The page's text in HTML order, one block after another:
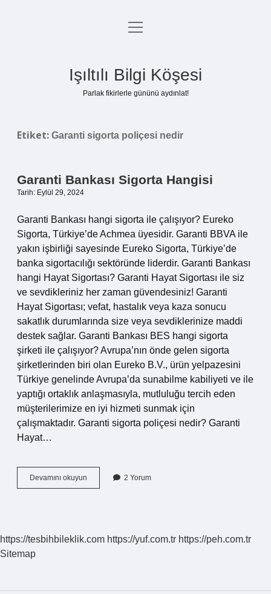
Anasayfa
Yasal Uyarı
menüyü
Işıltılı Bilgi Köşesi
Parlak fikirlerle gününü aydınlat!
Etiket: Garanti sigorta poliçesi nedir
Garanti Bankası Sigorta Hangisi
Tarih: Eylül 29, 2024
Garanti Bankası hangi sigorta ile çalışıyor? Eureko
Sigorta, Türkiye’de Achmea üyesidir. Garanti BBVA ile
yakın işbirliği sayesinde Eureko Sigorta, Türkiye’de
banka sigortacılığı sektöründe liderdir. Garanti Bankası
hangi Hayat Sigortası? Garanti Hayat Sigortası ile siz
ve sevdikleriniz her zaman güvendesiniz! Garanti
Hayat Sigortası; vefat, hastalık veya kaza sonucu
sakatlık durumlarında size veya sevdiklerinize maddi
destek sağlar. Garanti Bankası BES hangi sigorta
şirketi ile çalışıyor? Avrupa’nın önde gelen sigorta
şirketlerinden biri olan Eureko B.V., ürün yelpazesini
Türkiye genelinde Avrupa’da sunabilme kabiliyeti ve ile
yaptığı ortaklık anlaşmasıyla, mutluluğu tercih eden
müşterilerimize en iyi hizmeti sunmak için
çalışmaktadır. Garanti sigorta poliçesi nedir? Garanti
Hayat…
Devamını okuyun
Bankası
2 Yorum
https://tesbihbileklik.com https://yuf.com.tr https://peh.com.tr
Sitemap